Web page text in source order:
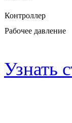
Контроллер
Рабочее давление
Узнать